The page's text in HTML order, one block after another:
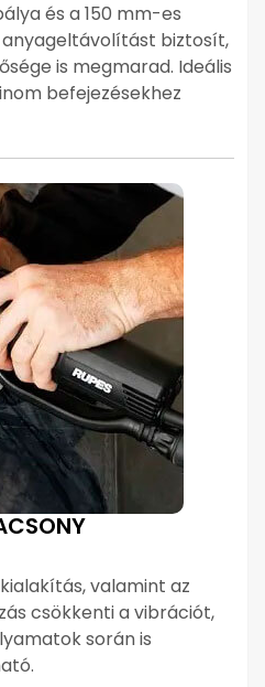
és a 150 mm-es
biztosít,
is megmarad. Ideális
befejezésekhez
valamint az
csökkenti a vibrációt,
során is